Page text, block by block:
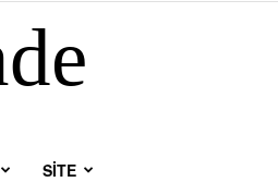
SİTE